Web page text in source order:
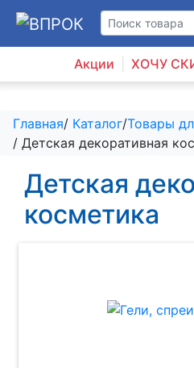
Акции ХОЧУ
Главная/ Каталог/Товары
/ Детская декоративная
Детская
косметика